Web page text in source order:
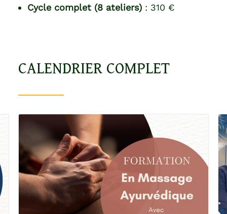
Cycle complet (8 ateliers) : 310 €
CALENDRIER COMPLET